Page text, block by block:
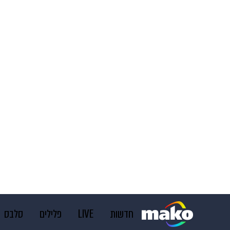
חדשות LIVE פלילים סלבס